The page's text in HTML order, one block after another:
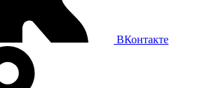
ВКонтакте